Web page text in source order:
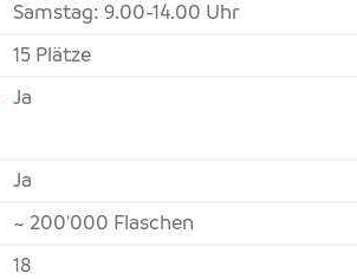
Samstag: 9.00-14.00 Uhr
15 Plätze
ja
ja
~ 200'000 Flaschen
18